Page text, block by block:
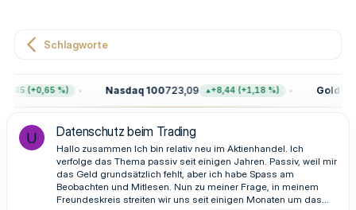
Schlagworte
(+0,65 %) Nasdaq 100723,09 +8,44 (+1,18 %) Gold
U Datenschutz beim Trading
Hallo zusammen Ich bin relativ neu im Aktienhandel. Ich
verfolge das Thema passiv seit einigen Jahren. Passiv, weil mir
das Geld grundsätzlich fehlt, aber ich habe Spass am
Beobachten und Mitlesen. Nun zu meiner Frage, in meinem
Freundeskreis streiten wir uns seit einigen Monaten um das...